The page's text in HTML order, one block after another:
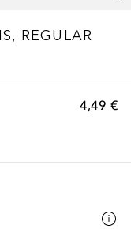
REGULAR
4,49 €